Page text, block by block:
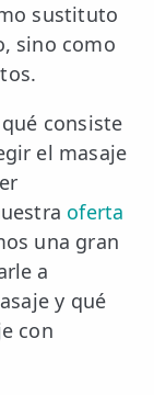
sustituto
sino como
consiste
el masaje
oferta
una gran
a
y qué
con